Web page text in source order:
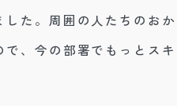
た。周囲の人たちのおか
、今の部署でもっとスキ